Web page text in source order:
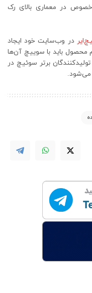
در معماری بالای رک
در وب‌سایت خود ایجاد
باید با سوییچ آن‌ها
برتر سوئیچ در
می‌شود.